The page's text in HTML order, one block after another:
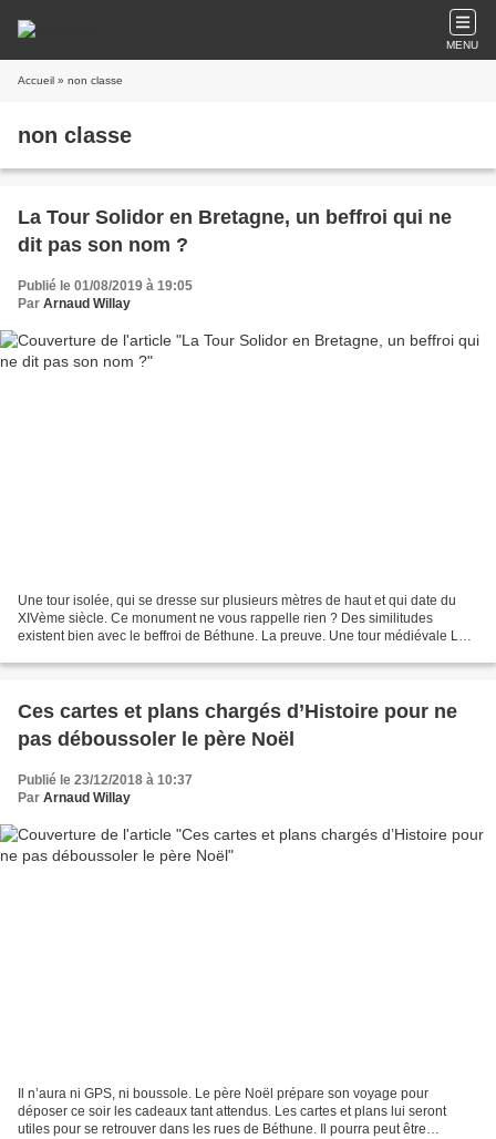
MENU
Accueil » non classe
non classe
La Tour Solidor en Bretagne, un beffroi qui ne
dit pas son nom ?
Publié le 01/08/2019 à 19:05
Par Arnaud Willay
Une tour isolée, qui se dresse sur plusieurs mètres de haut et qui date du
XIVème siècle. Ce monument ne vous rappelle rien ? Des similitudes
existent bien avec le beffroi de Béthune. La preuve. Une tour médiévale La
Ces cartes et plans chargés d’Histoire pour ne
pas déboussoler le père Noël
Publié le 23/12/2018 à 10:37
Par Arnaud Willay
Il n’aura ni GPS, ni boussole. Le père Noël prépare son voyage pour
déposer ce soir les cadeaux tant attendus. Les cartes et plans lui seront
utiles pour se retrouver dans les rues de Béthune. Il pourra peut être